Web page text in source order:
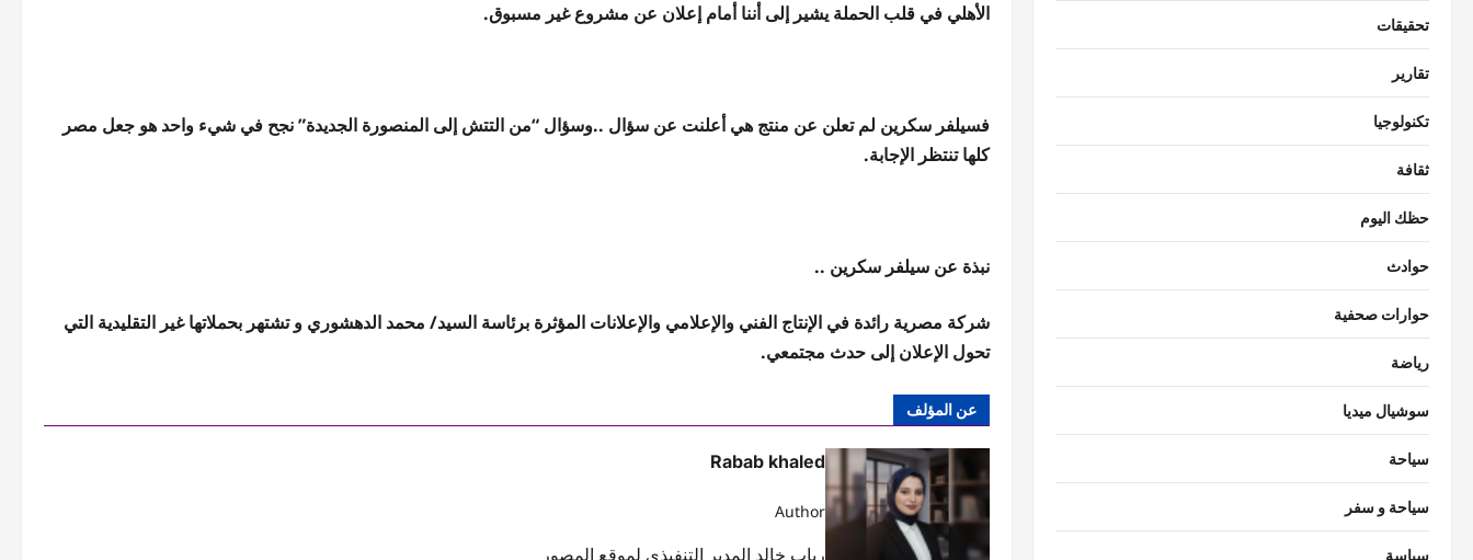
الأهلي في قلب الحملة يشير إلى أننا أمام إعلان عن مشروع غير مسبوق.
فسيلفر سكرين لم تعلن عن منتج هي أعلنت عن سؤال ..وسؤال “من التتش إلى المنصورة الجديدة” نجح في شيء واحد هو جعل مصر
كلها تنتظر الإجابة.
نبذة عن سيلفر سكرين ..
شركة مصرية رائدة في الإنتاج الفني والإعلامي والإعلانات المؤثرة برئاسة السيد/ محمد الدهشوري و تشتهر بحملاتها غير التقليدية التي
تحول الإعلان إلى حدث مجتمعي.
عن المؤلف
Rabab khaled
Author
رباب خالد المدير التنفيذي لموقع المصور
تحقيقات
تقارير
تكنولوجيا
ثقافة
حظك اليوم
حوادث
حوارات صحفية
رياضة
سوشيال ميديا
سياحة
سياحة و سفر
سياسة